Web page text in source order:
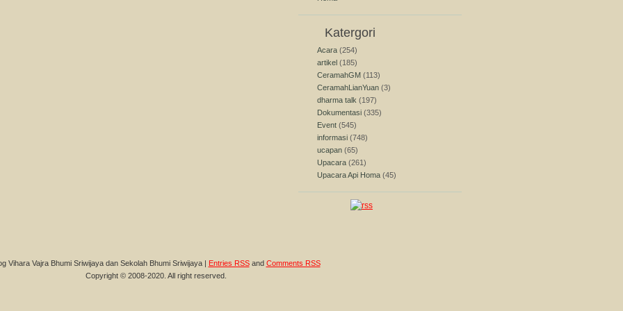
Katergori
Acara (254)
artikel (185)
CeramahGM (113)
CeramahLianYuan (3)
dharma talk (197)
Dokumentasi (335)
Event (545)
informasi (748)
ucapan (65)
Upacara (261)
Upacara Api Homa (45)
Vihara Vajra Bhumi Sriwijaya dan Sekolah Bhumi Sriwijaya | Entries RSSand Comments RSS
Copyright © 2008-2020. All right reserved.